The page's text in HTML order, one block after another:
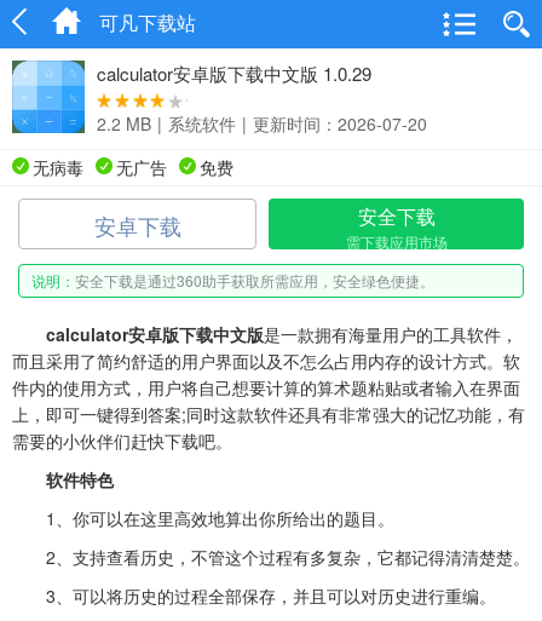
可凡下载站
calculator安卓版下载中文版 1.0.29
2.2 MB | 系统软件 | 更新时间：2026-07-20
无病毒
无广告 免费
安卓下载 安全下载
需下载应用市场
说明： 安全下载是通过360助手获取所需应用，安全绿色便捷。
calculator安卓版下载中文版是一款拥有海量用户的工具软件，
而且采用了简约舒适的用户界面以及不怎么占用内存的设计方式。软
件内的使用方式，用户将自己想要计算的算术题粘贴或者输入在界面
上，即可一键得到答案;同时这款软件还具有非常强大的记忆功能，有
需要的小伙伴们赶快下载吧。
软件特色
1、你可以在这里高效地算出你所给出的题目。
2、支持查看历史，不管这个过程有多复杂，它都记得清清楚楚。
3、可以将历史的过程全部保存，并且可以对历史进行重编。